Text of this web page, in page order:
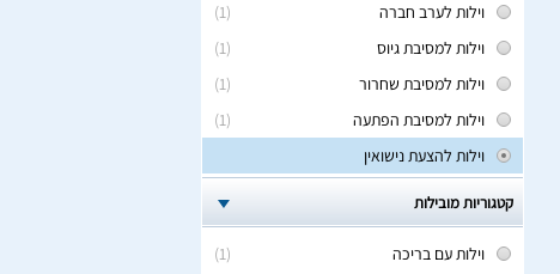
(1)
וילות לערב חברה
(1)
וילות למסיבת גיוס
(1)
וילות למסיבת שחרור
(1)
וילות למסיבת הפתעה
וילות להצעת נישואין
קטגוריות מובילות
(1)
וילות עם בריכה